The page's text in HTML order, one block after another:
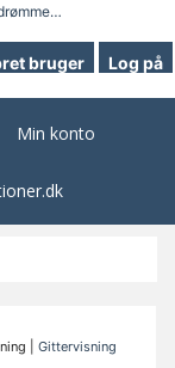
bruger Log på
Min konto
|Gittervisning